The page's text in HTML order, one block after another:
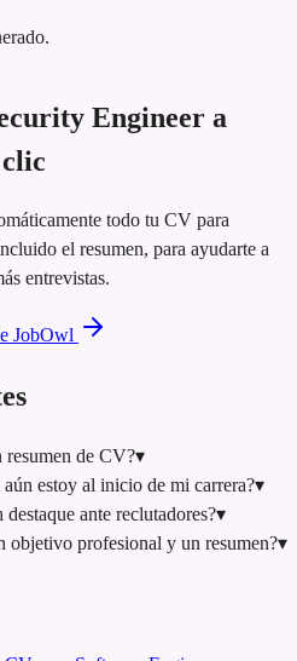
Engineer a
todo tu CV para
el resumen, para ayudarte a
entrevistas.
JobOwl
resumen de CV?▾
estoy al inicio de mi carrera?▾
ante reclutadores?▾
objetivo profesional y un resumen?▾